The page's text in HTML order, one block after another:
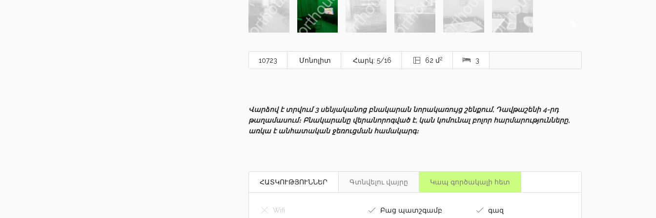
10723 Մոնոլիտ Հարկ: 5/16 62 մ2 3
Վարձով է տրվում 3 սենյականոց բնակարան նորակառույց շենքում, Դավթաշենի 4-րդ
թաղամասում։ Բնակարանը վերանորոգված է, կան կոմունալ բոլոր հարմարությունները,
առկա է անհատական ջեռուցման համակարգ։
ՀԱՏԿՈՒԹՅՈՒՆՆԵՐ Գտնվելու վայրը Կապ գործակալի հետ
Wifi Բաց պատշգամբ գազ